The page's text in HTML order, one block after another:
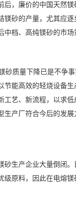
，廉价的中国天然
镁砂的产量，尤其应
档、高纯镁砂的市
砂质量下降已是不争
能高效的轻烧设备
艺、新流程，以求
产厂符合今后的发展
砂生产企业大量倒闭
原料，因此在电熔